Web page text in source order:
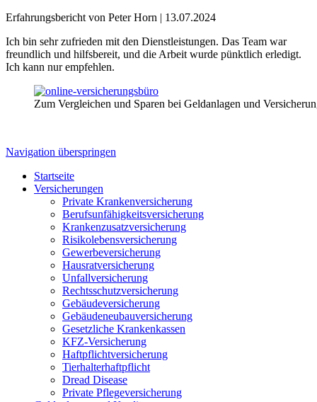
Erfahrungsbericht von Peter Horn | 13.07.2024
Ich bin sehr zufrieden mit den Dienstleistungen. Das Team war
freundlich und hilfsbereit, und die Arbeit wurde pünktlich erledigt.
Ich kann nur empfehlen.
Zum Vergleichen und Sparen bei Geldanlagen und
Navigation überspringen
Startseite
Versicherungen
Private Krankenversicherung
Berufsunfähigkeitsversicherung
Krankenzusatzversicherung
Risikolebensversicherung
Gewerbeversicherung
Hausratversicherung
Unfallversicherung
Rechtsschutzversicherung
Gebäudeversicherung
Gebäudeneubauversicherung
Gesetzliche Krankenkassen
KFZ-Versicherung
Haftpflichtversicherung
Tierhalterhaftpflicht
Dread Disease
Private Pflegeversicherung